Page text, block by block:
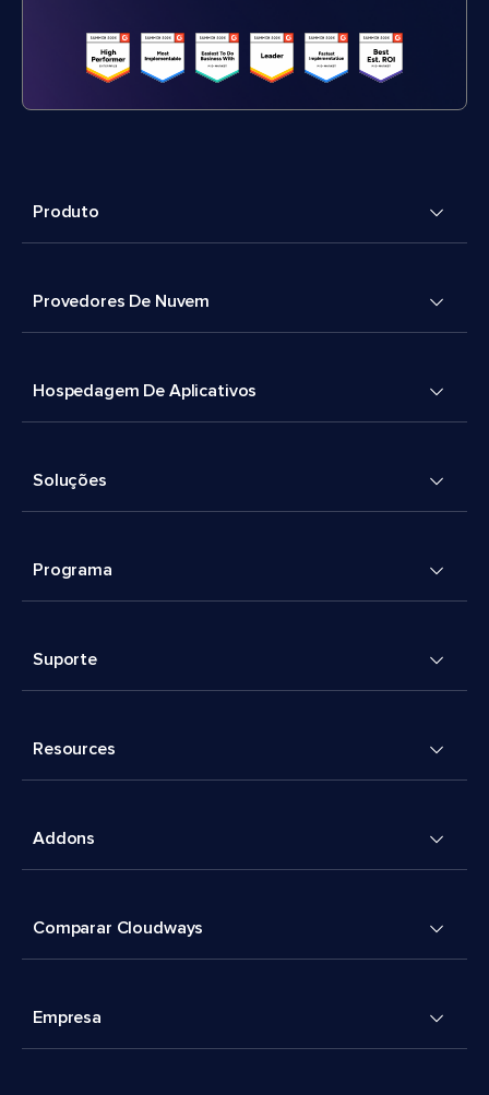
Produto
Provedores De Nuvem
Hospedagem De Aplicativos
Soluções
Programa
Suporte
Resources
Addons
Comparar Cloudways
Empresa